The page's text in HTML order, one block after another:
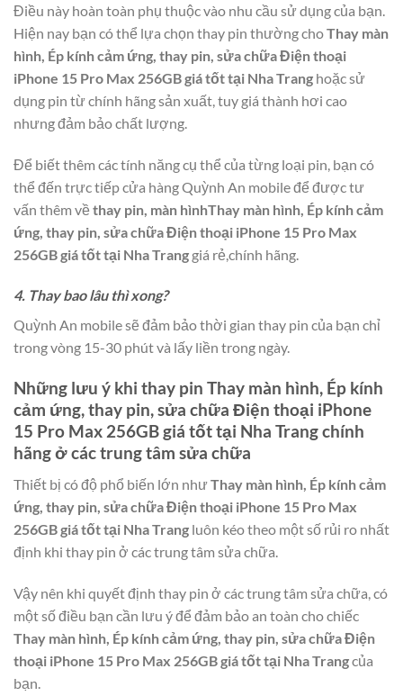
Điều này hoàn toàn phụ thuộc vào nhu cầu sử dụng của bạn.
Hiện nay bạn có thể lựa chọn thay pin thường choThay màn
hình, Ép kính cảm ứng, thay pin, sửa chữa Điện thoại
iPhone 15 Pro Max 256GB giá tốt tại Nha Trang hoặc sử
dụng pin từ chính hãng sản xuất, tuy giá thành hơi cao
nhưng đảm bảo chất lượng.
Để biết thêm các tính năng cụ thể của từng loại pin, bạn có
thể đến trực tiếp cửa hàng Quỳnh An mobile để được tư
vấn thêm về thay pin, màn hìnhThay màn hình, Ép kính cảm
ứng, thay pin, sửa chữa Điện thoại iPhone 15 Pro Max
256GB giá tốt tại Nha Trang giá rẻ,chính hãng.
4. Thay bao lâu thì xong?
Quỳnh An mobile sẽ đảm bảo thời gian thay pin của bạn chỉ
trong vòng 15-30 phút và lấy liền trong ngày.
Những lưu ý khi thay pin Thay màn hình, Ép kính
cảm ứng, thay pin, sửa chữa Điện thoại iPhone
15 Pro Max 256GB giá tốt tại Nha Trangchính
hãng ở các trung tâm sửa chữa
Thiết bị có độ phổ biến lớn nhưThay màn hình, Ép kính cảm
ứng, thay pin, sửa chữa Điện thoại iPhone 15 Pro Max
256GB giá tốt tại Nha Trang luôn kéo theo một số rủi ro nhất
định khi thay pin ở các trung tâm sửa chữa.
Vậy nên khi quyết định thay pin ở các trung tâm sửa chữa, có
một số điều bạn cần lưu ý để đảm bảo an toàn cho chiếc
Thay màn hình, Ép kính cảm ứng, thay pin, sửa chữa Điện
thoại iPhone 15 Pro Max 256GB giá tốt tại Nha Trangcủa
bạn.